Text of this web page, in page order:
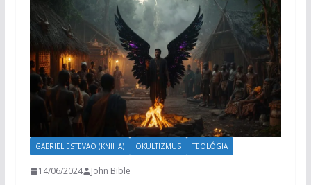
GABRIEL ESTEVAO (KNIHA) OKULTIZMUS TEOLÓGIA
14/06/2024 John Bible